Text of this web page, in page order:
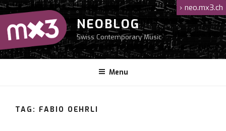
Salta
al
contenuto
NEOBLOG
Swiss Contemporary Music
Menu
› neo.mx3.ch
TAG: FABIO OEHRLI